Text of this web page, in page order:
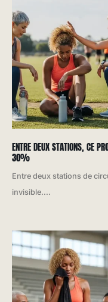
ENTRE DEUX STATIONS, CE
30%
Entre deux stations de
invisible....